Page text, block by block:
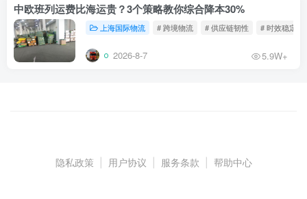
中欧班列运费比海运贵？3个策略教你综合降本30%
上海国际物流 # 跨境物流 # 供应链韧性 # 时效稳定
2026-8-7 5.9W+
隐私政策 用户协议 服务条款 帮助中心